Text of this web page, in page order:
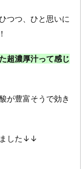
つつ、ひと思いに
超濃厚汁って感じ
が豊富そうで効き
ました↓↓